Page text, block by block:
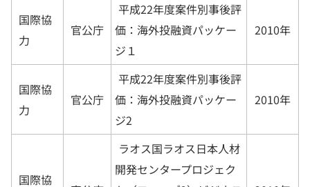
国際協
力
官公庁
平成22年度案件別事後評
価：海外投融資パッケー
ジ１
2010年
国際協
力
官公庁
平成22年度案件別事後評
価：海外投融資パッケー
ジ2
2010年
国際協
ラオス国ラオス日本人材
開発センタープロジェク